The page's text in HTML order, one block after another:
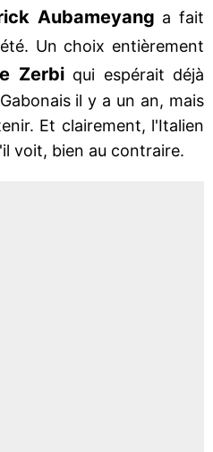
Aubameyang a fait
Un choix entièrement
Zerbiqui espérait déjà
il y a un an, mais
Et clairement, l'Italien
voit, bien au contraire.